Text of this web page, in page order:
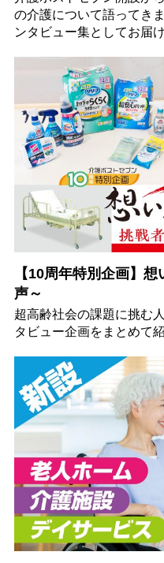
の介護について語ってき
ンタビュー集としてお届
【10周年特別企画】
声～
超高齢社会の課題に挑む
タビュー企画をまとめて